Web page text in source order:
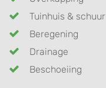
Tuinhuis & schuur
Beregening
Drainage
Beschoeiing